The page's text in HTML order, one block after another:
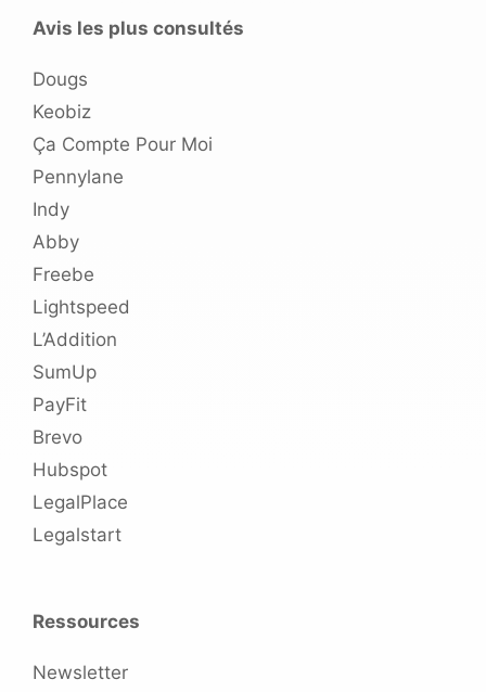
Avis les plus consultés
Dougs
Keobiz
Ça Compte Pour Moi
Pennylane
Indy
Abby
Freebe
Lightspeed
L’Addition
SumUp
PayFit
Brevo
Hubspot
LegalPlace
Legalstart
Ressources
Newsletter